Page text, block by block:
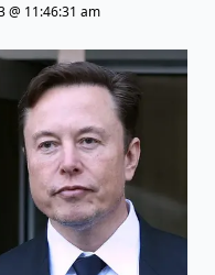
@ 11:46:31 am